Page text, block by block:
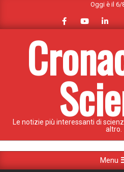
content
Oggi è il 6/
Le notizie più interessanti di
altro.
Navigation
Menu